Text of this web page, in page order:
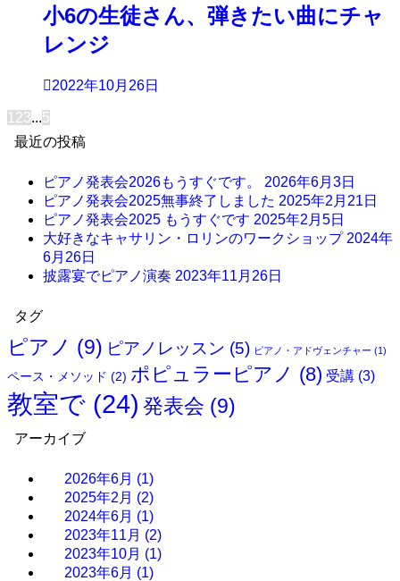
小6の生徒さん、弾きたい曲にチャ
レンジ
2022年10月26日
1 23...5
最近の投稿
ピアノ発表会2026もうすぐです。 2026年6月3日
ピアノ発表会2025無事終了しました 2025年2月21日
ピアノ発表会2025 もうすぐです 2025年2月5日
大好きなキャサリン・ロリンのワークショップ 2024年
6月26日
披露宴でピアノ演奏 2023年11月26日
タグ
ピアノ (9) ピアノレッスン (5) ピアノ・アドヴェンチャー (1)
ペース・メソッド (2) ポピュラーピアノ (8) 受講 (3)
教室で (24) 発表会 (9)
アーカイブ
2026年6月 (1)
2025年2月 (2)
2024年6月 (1)
2023年11月 (2)
2023年10月 (1)
2023年6月 (1)